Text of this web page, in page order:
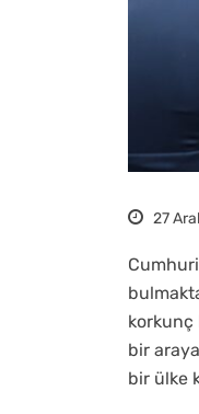
27
korkunç
bir
bir ülke